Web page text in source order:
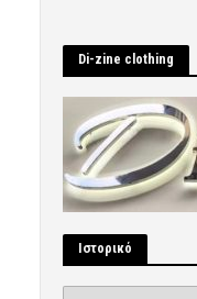
Di-zine clothing
Ιστορικό